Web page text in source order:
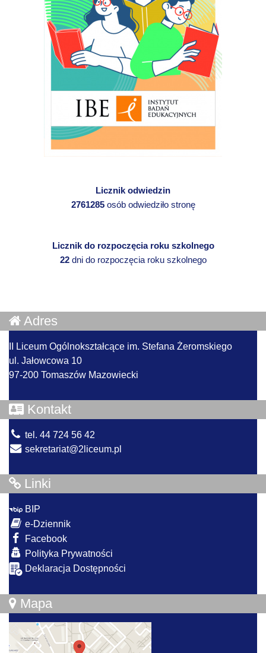
Licznik odwiedzin
2761285osób odwiedziło stronę
Licznik do rozpoczęcia roku szkolnego
22dni do rozpoczęcia roku szkolnego
Adres
II Liceum Ogólnokształcące im. Stefana Żeromskiego
ul. Jałowcowa 10
97-200 Tomaszów Mazowiecki
Kontakt
tel. 44 724 56 42
sekretariat@2liceum.pl
Linki
BIP
e-Dziennik
Facebook
Polityka Prywatności
Deklaracja Dostępności
Mapa